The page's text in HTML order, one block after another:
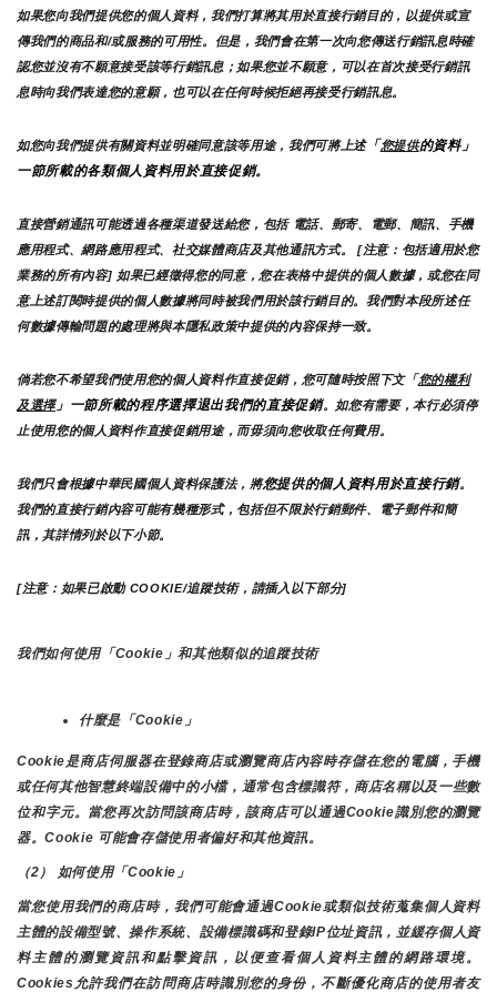
如果您向我們提供您的個人資料，我們打算將其用於直接行銷目的，以提供或宣
傳我們的商品和/或服務的可用性。但是，我們會在第一次向您傳送行銷訊息時確
認您並沒有不願意接受該等行銷訊息；如果您並不願意，可以在首次接受行銷訊
息時向我們表達您的意願，也可以在任何時候拒絕再接受行銷訊息。
如您向我們提供有關資料並明確同意該等用途，我們可將上述「 您提供的資料」
一節所載的各類個人資料用於直接促銷。
直接營銷通訊可能透過各種渠道發送給您，包括 電話、郵寄、電郵、簡訊、手機
應用程式、網路應用程式、社交媒體商店及其他通訊方式。 [注意：包括適用於您
業務的所有內容] 如果已經徵得您的同意，您在表格中提供的個人數據，或您在同
意上述訂閱時提供的個人數據將同時被我們用於該行銷目的。我們對本段所述任
何數據傳輸問題的處理將與本隱私政策中提供的內容保持一致。
倘若您不希望我們使用您的個人資料作直接促銷，您可隨時按照下文「您的權利
及選擇」一節所載的程序選擇退出我們的直接促銷。如您有需要，本行必須停
止使用您的個人資料作直接促銷用途，而毋須向您收取任何費用。
我們只會根據中華民國個人資料保護法，將您提供的個人資料用於直接行銷。
我們的直接行銷內容可能有幾種形式，包括但不限於行銷郵件、電子郵件和簡
訊，其詳情列於以下小節。
[注意：如果已啟動 COOKIE/追蹤技術，請插入以下部分]
我們如何使用「Cookie」和其他類似的追蹤技術
什麼是「Cookie」
Cookie是商店伺服器在登錄商店或瀏覽商店內容時存儲在您的電腦，手機
或任何其他智慧終端設備中的小檔，通常包含標識符，商店名稱以及一些數
位和字元。當您再次訪問該商店時，該商店可以通過Cookie識別您的瀏覽
器。Cookie 可能會存儲使用者偏好和其他資訊。
（2） 如何使用「Cookie」
當您使用我們的商店時，我們可能會通過Cookie或類似技術蒐集個人資料
主體的設備型號、操作系統、設備標識碼和登錄IP位址資訊，並緩存個人資
料主體的瀏覽資訊和點擊資訊，以便查看個人資料主體的網路環境。
Cookies允許我們在訪問商店時識別您的身份，不斷優化商店的使用者友